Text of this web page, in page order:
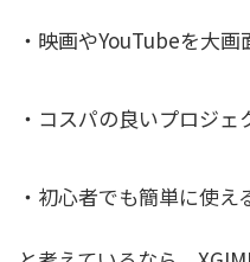
・映画やYouTubeを大
・コスパの良いプロジェ
・初心者でも簡単に使え